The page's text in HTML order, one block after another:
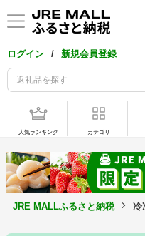
ログイン / 新規会員登録
人気ランキング カテゴリ
JRE MALLふるさと納税 冷